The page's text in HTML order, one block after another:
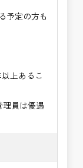
予定の方も
上あるこ
理員は優遇